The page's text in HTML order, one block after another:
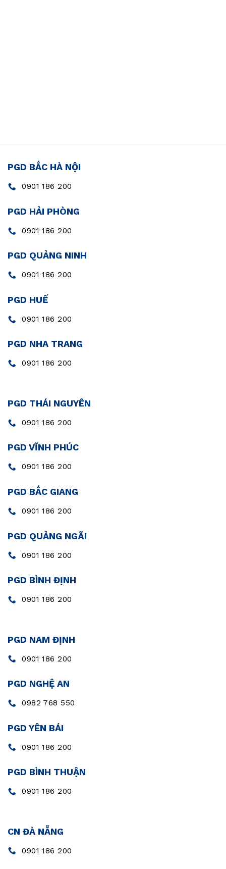
PGD BẮC HÀ NỘI
0901 186 200
PGD HẢI PHÒNG
0901 186 200
PGD QUẢNG NINH
0901 186 200
PGD HUẾ
0901 186 200
PGD NHA TRANG
0901 186 200
PGD THÁI NGUYÊN
0901 186 200
PGD VĨNH PHÚC
0901 186 200
PGD BẮC GIANG
0901 186 200
PGD QUẢNG NGÃI
0901 186 200
PGD BÌNH ĐỊNH
0901 186 200
PGD NAM ĐỊNH
0901 186 200
PGD NGHỆ AN
0982 768 550
PGD YÊN BÁI
0901 186 200
PGD BÌNH THUẬN
0901 186 200
CN ĐÀ NẴNG
0901 186 200